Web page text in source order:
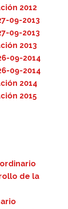
2012
09-2013
09-2013
2013
09-2014
09-2014
2014
2015
de la